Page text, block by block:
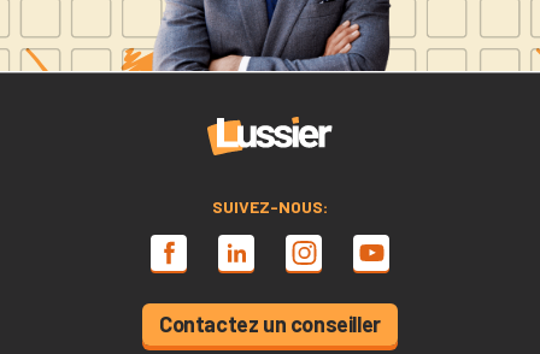
SUIVEZ-NOUS:
Contactez un conseiller